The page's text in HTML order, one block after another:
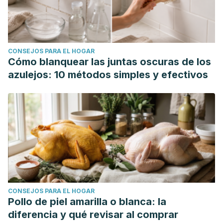
Branched chain amino acids: beyond nutrition
metabolism.International Journal of Molecular
Sciences,19(4), 954.
https://pubmed.ncbi.nlm.nih.gov/29570613/
Novin, Z., Ghavamzadeh, S., & Mehdizadeh, A. (2019). The
weight loss effects of branched chain amino acids and
vitamin B6: a randomized controlled trial on obese and
overweight women.International Journal for Vitamin and
Nutrition Research.
https://econtent.hogrefe.com/doi/full/10.1024/0300-
9831/a000511
Ruiz, A., Méndez, O., Román, B., González, S., Fernández,
G., Rodríguez, P., ... & Macías, R. (2018). Manejo dietético y
suplementación con aminoácidos de cadena ramificada en
cirrosis hepática.Revista de Gastroenterologia de
CONSEJOS PARA EL HOGAR
Cómo blanquear las juntas oscuras de los
azulejos: 10 métodos simples y efectivos
CONSEJOS PARA EL HOGAR
Pollo de piel amarilla o blanca: la
diferencia y qué revisar al comprar